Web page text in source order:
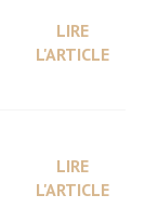
LIRE
L'ARTICLE
LIRE
L'ARTICLE